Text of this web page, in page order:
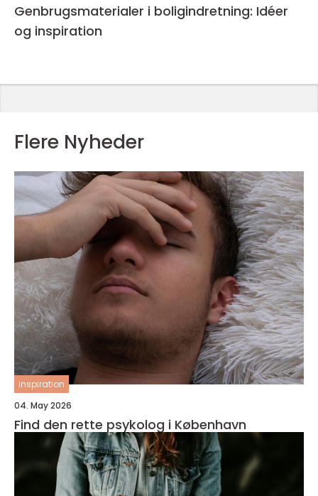
Genbrugsmaterialer i boligindretning: Idéer
og inspiration
Flere Nyheder
inspiration
04. May 2026
Find den rette psykolog i København